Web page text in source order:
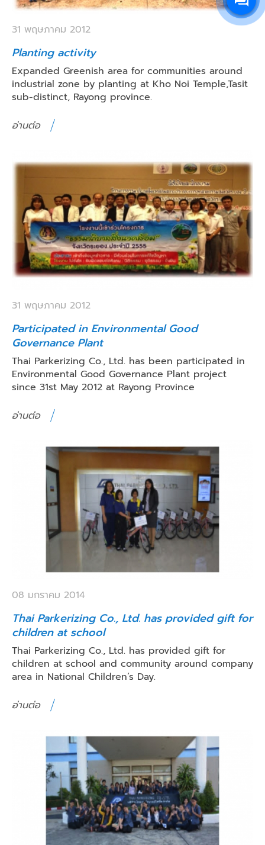
31 พฤษภาคม 2012
Planting activity
Expanded Greenish area for communities around
industrial zone by planting at Kho Noi Temple,Tasit
sub-distinct, Rayong province.
อ่านต่อ
31 พฤษภาคม 2012
Participated in Environmental Good
Governance Plant
Thai Parkerizing Co., Ltd. has been participated in
Environmental Good Governance Plant project
since 31st May 2012 at Rayong Province
อ่านต่อ
08 มกราคม 2014
Thai Parkerizing Co., Ltd. has provided gift for
children at school
Thai Parkerizing Co., Ltd. has provided gift for
children at school and community around company
area in National Children’s Day.
อ่านต่อ